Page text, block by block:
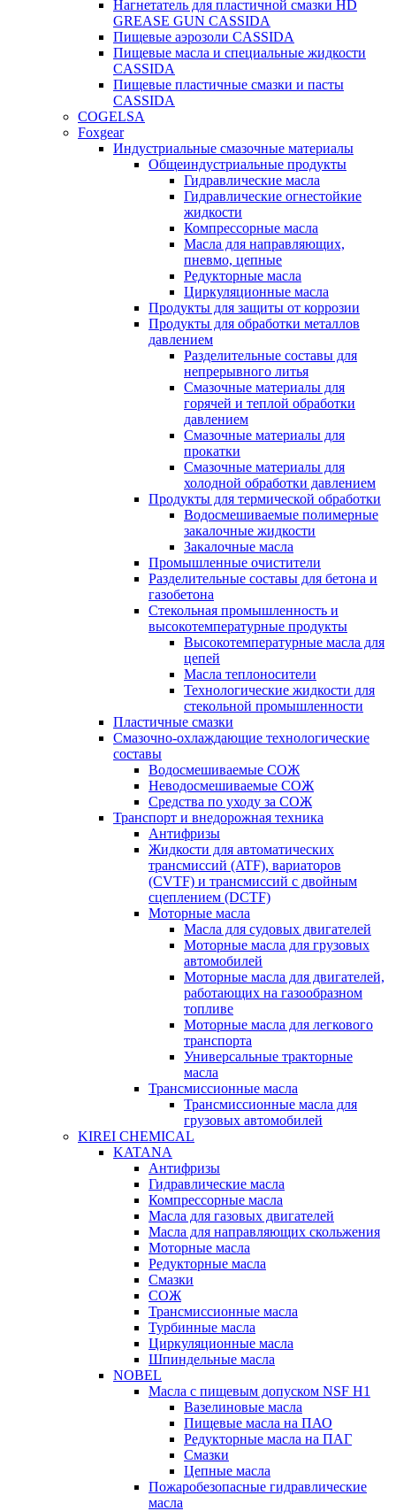
Нагнетатель для пластичной смазки HD
GREASE GUN CASSIDA
Пищевые аэрозоли CASSIDA
Пищевые масла и специальные жидкости
CASSIDA
Пищевые пластичные смазки и пасты
CASSIDA
COGELSA
Foxgear
Индустриальные смазочные материалы
Общеиндустриальные продукты
Гидравлические масла
Гидравлические огнестойкие
жидкости
Компрессорные масла
Масла для направляющих,
пневмо, цепные
Редукторные масла
Циркуляционные масла
Продукты для защиты от коррозии
Продукты для обработки металлов
давлением
Разделительные составы для
непрерывного литья
Смазочные материалы для
горячей и теплой обработки
давлением
Смазочные материалы для
прокатки
Смазочные материалы для
холодной обработки давлением
Продукты для термической обработки
Водосмешиваемые полимерные
закалочные жидкости
Закалочные масла
Промышленные очистители
Разделительные составы для бетона и
газобетона
Стекольная промышленность и
высокотемпературные продукты
Высокотемпературные масла для
цепей
Масла теплоносители
Технологические жидкости для
стекольной промышленности
Пластичные смазки
Смазочно-охлаждающие технологические
составы
Водосмешиваемые СОЖ
Неводосмешиваемые СОЖ
Средства по уходу за СОЖ
Транспорт и внедорожная техника
Антифризы
Жидкости для автоматических
трансмиссий (ATF), вариаторов
(CVTF) и трансмиссий с двойным
сцеплением (DCTF)
Моторные масла
Масла для судовых двигателей
Моторные масла для грузовых
автомобилей
Моторные масла для двигателей,
работающих на газообразном
топливе
Моторные масла для легкового
транспорта
Универсальные тракторные
масла
Трансмиссионные масла
Трансмиссионные масла для
грузовых автомобилей
KIREI CHEMICAL
KATANA
Антифризы
Гидравлические масла
Компрессорные масла
Масла для газовых двигателей
Масла для направляющих скольжения
Моторные масла
Редукторные масла
Смазки
СОЖ
Трансмиссионные масла
Турбинные масла
Циркуляционные масла
Шпиндельные масла
NOBEL
Масла с пищевым допуском NSF H1
Вазелиновые масла
Пищевые масла на ПАО
Редукторные масла на ПАГ
Смазки
Цепные масла
Пожаробезопасные гидравлические
масла